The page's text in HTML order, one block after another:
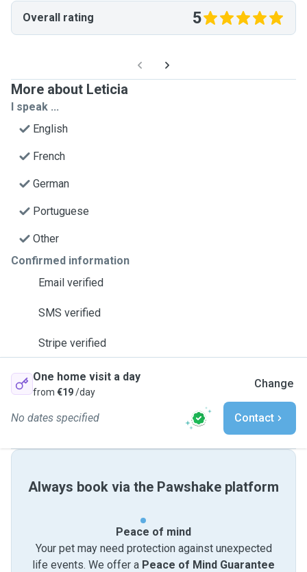
Overall rating 5
More about Leticia
I speak ...
English
French
German
Portuguese
Other
Confirmed information
Email verified
SMS verified
Stripe verified
One home visit a day
from €19/day
Change
No dates specified Contact
Always book via the Pawshake platform
Peace of mind
Your pet may need protection against unexpected
life events. We offer a Peace of Mind Guarantee